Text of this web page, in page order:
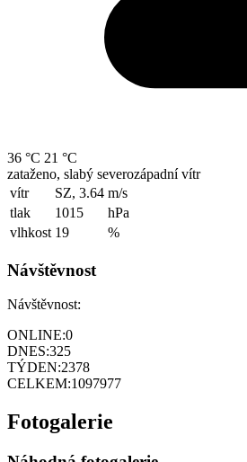
36 °C 21 °C
zataženo, slabý severozápadní vítr
vítr
SZ, 3.64 m/s
tlak
1015
hPa
vlhkost 19 %
Návštěvnost
Návštěvnost:
ONLINE:0
DNES:325
TÝDEN:2378
CELKEM:1097977
Fotogalerie